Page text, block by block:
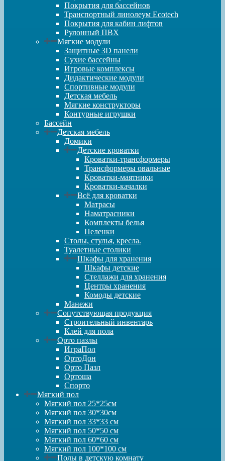
Покрытия для бассейнов
Транспортный линолеум Ecotech
Покрытия для кабин лифтов
Рулонный ПВХ
Мягкие модули
Защитные 3D панели
Сухие бассейны
Игровые комплексы
Дидактические модули
Спортивные модули
Детская мебель
Мягкие конструкторы
Контурные игрушки
Бассейн
Детская мебель
Домики
Детские кроватки
Кроватки-трансформеры
Трансформеры овальные
Кроватки-маятники
Кроватки-качалки
Всё для кроватки
Матрасы
Наматрасники
Комплекты белья
Пеленки
Столы, стулья, кресла.
Туалетные столики
Шкафы для хранения
Шкафы детские
Стеллажи для хранения
Центры хранения
Комоды детские
Манежи
Сопутствующая продукция
Строительный инвентарь
Клей для пола
Орто пазлы
ИграПол
ОртоДон
Орто Пазл
Ортоша
Спорто
Мягкий пол
Мягкий пол 25*25см
Мягкий пол 30*30см
Мягкий пол 33*33 см
Мягкий пол 50*50 см
Мягкий пол 60*60 см
Мягкий пол 100*100 см
Полы в детскую комнату